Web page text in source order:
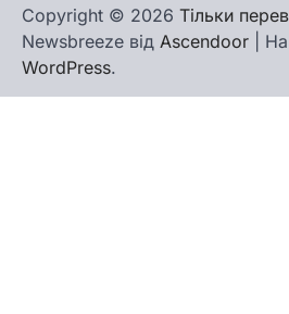
Copyright © 2026 Тільки
Newsbreeze від Ascendoor |
WordPress.